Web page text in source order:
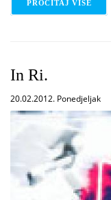
PROČITAJ VIŠE
In Ri.
20.02.2012. Ponedjeljak